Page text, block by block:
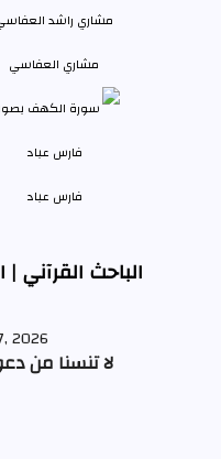
مشاري العفاسي
فارس عباد
الباحث القرآني
2026
لا تنسنا من